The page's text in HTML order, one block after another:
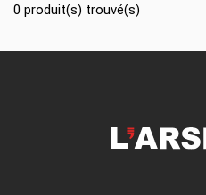
0 produit(s) trouvé(s)